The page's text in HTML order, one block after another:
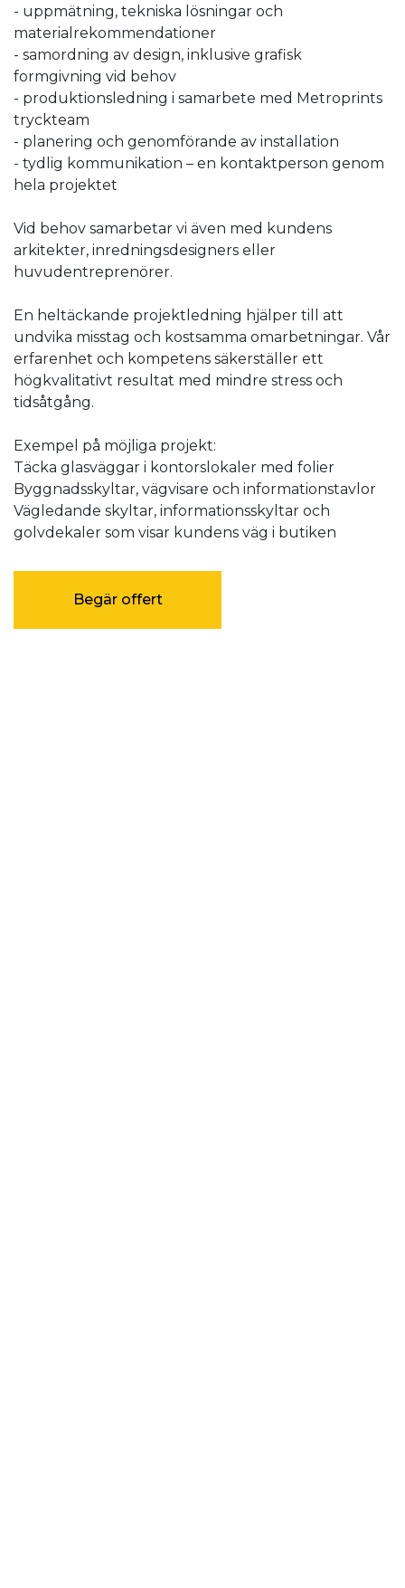
- uppmätning, tekniska lösningar och
materialrekommendationer
- samordning av design, inklusive grafisk
formgivning vid behov
- produktionsledning i samarbete med Metroprints
tryckteam
- planering och genomförande av installation
- tydlig kommunikation – en kontaktperson genom
hela projektet
Vid behov samarbetar vi även med kundens
arkitekter, inredningsdesigners eller
huvudentreprenörer.
En heltäckande projektledning hjälper till att
undvika misstag och kostsamma omarbetningar. Vår
erfarenhet och kompetens säkerställer ett
högkvalitativt resultat med mindre stress och
tidsåtgång.
Exempel på möjliga projekt:
Täcka glasväggar i kontorslokaler med folier
Byggnadsskyltar, vägvisare och informationstavlor
Vägledande skyltar, informationsskyltar och
golvdekaler som visar kundens väg i butiken
Begär offert